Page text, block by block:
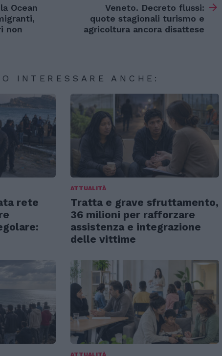
Ocean
non
Veneto. Decreto flussi:
quote stagionali turismo e
agricoltura ancora disattese
INTERESSARE ANCHE:
rete
ATTUALITÀ
Tratta e grave sfruttamento,
36 milioni per rafforzare
assistenza e integrazione
delle vittime
ATTUALITÀ